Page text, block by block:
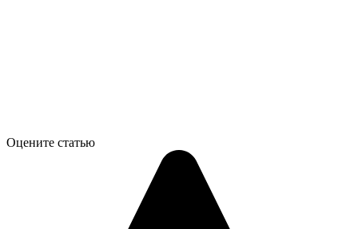
Оцените статью